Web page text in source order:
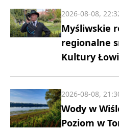
Myśliwskie
regionalne
Kultury
2026-08-08,
Wody w
Poziom w
2026-08-08,